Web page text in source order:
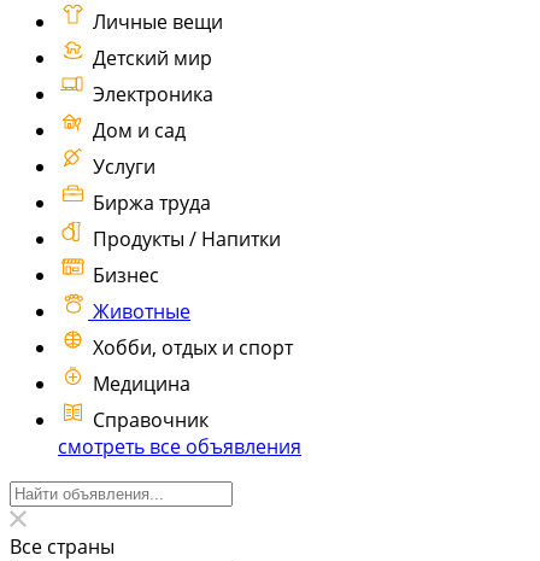
Личные вещи
Детский мир
Электроника
Дом и сад
Услуги
Биржа труда
Продукты / Напитки
Бизнес
Животные
Хобби, отдых и спорт
Медицина
Справочник
смотреть все объявления
Все страны